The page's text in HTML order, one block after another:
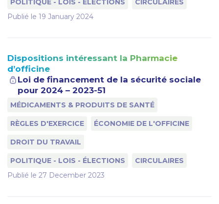
POLITIQUE - LOIS - ÉLECTIONS
CIRCULAIRES
Publié le 19 January 2024
Dispositions intéressant la Pharmacie
d’officine
Loi de financement de la sécurité sociale
pour 2024 – 2023-51
MÉDICAMENTS & PRODUITS DE SANTÉ
RÈGLES D'EXERCICE ÉCONOMIE DE L'OFFICINE
DROIT DU TRAVAIL
POLITIQUE - LOIS - ÉLECTIONS
CIRCULAIRES
Publié le 27 December 2023